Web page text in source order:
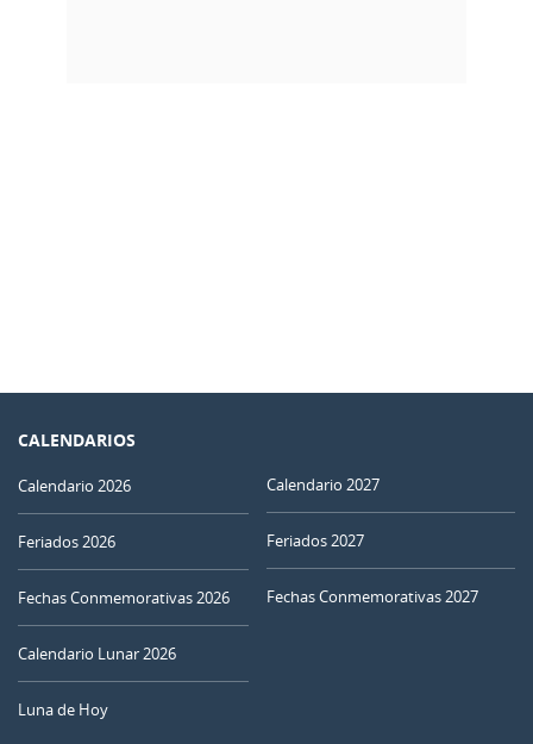
CALENDARIOS
Calendario 2026
Feriados 2026
Fechas Conmemorativas 2026
Calendario Lunar 2026
Luna de Hoy
Calendario 2027
Feriados 2027
Fechas Conmemorativas 2027